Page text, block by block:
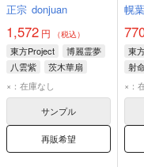
正宗 donjuan
1,572 円 （税込）
東方Project
博麗霊夢
八雲紫
茨木華扇
×：在庫なし
サンプル
再販希望
幌
東
射
×：